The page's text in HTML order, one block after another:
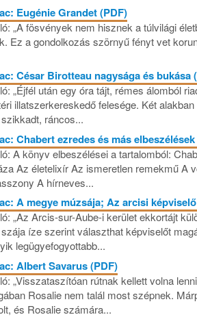
Eugénie Grandet (PDF)
„A fösvények nem hisznek a túlvilági
Ez a gondolkozás szörnyű fényt vet
César Birotteau nagysága és bukása
„Éjfél után egy óra tájt, rémes álomból
illatszerkereskedő felesége. Két
ráncos...
Chabert ezredes és más elbeszélések
A könyv elbeszélései a tartalomból:
Az életelixír Az ismeretlen remekmű A
A hírneves...
A megye múzsája; Az arcisi
„Az Arcis-sur-Aube-i kerület ekkortájt
íze szerint választhat képviselőt
legügyefogyottabb...
Albert Savarus (PDF)
„Visszataszítóan rútnak kellett volna
Rosalie nem talál most szépnek.
és Rosalie számára...